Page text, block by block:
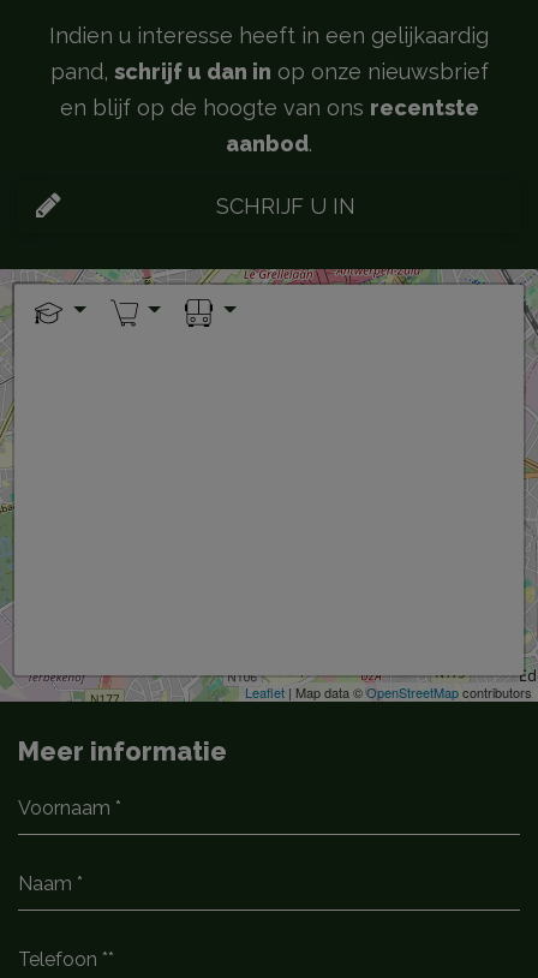
Indien u interesse heeft in een gelijkaardig
pand, schrijf u dan in op onze nieuwsbrief
en blijf op de hoogte van ons recentste
aanbod.
SCHRIJF U IN
+
Leaflet | Map data ©OpenStreetMapcontributors
Meer informatie